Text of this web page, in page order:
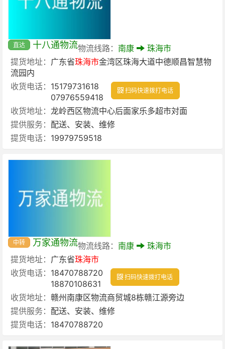
直达 十八通物流物流线路： 南康
珠海市
提货地址： 广东省珠海市金湾区珠海大道中德顺昌智慧物
流园内
收货电话： 15179731618
07976559418
扫码快速拨打电话
收货地址： 龙岭西区物流中心后面家乐多超市対面
提供服务： 配送、安装、维修
提货电话： 19979759518
中转 万家通物流物流线路： 南康
珠海市
提货地址： 广东省珠海市
收货电话： 18470788720
18870108631
扫码快速拨打电话
收货地址： 赣州南康区物流商贸城8栋赣江源旁边
提供服务： 配送、安装、维修
提货电话： 18470788720